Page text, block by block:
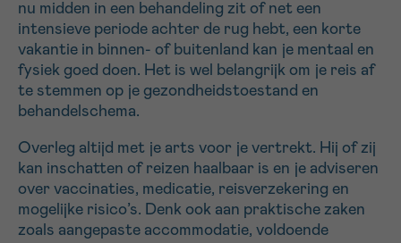
nu midden in een behandeling zit of net een
intensieve periode achter de rug hebt, een korte
vakantie in binnen- of buitenland kan je mentaal en
fysiek goed doen. Het is wel belangrijk om je reis af
te stemmen op je gezondheidstoestand en
behandelschema.
Overleg altijd met je arts voor je vertrekt. Hij of zij
kan inschatten of reizen haalbaar is en je adviseren
over vaccinaties, medicatie, reisverzekering en
mogelijke risico’s. Denk ook aan praktische zaken
zoals aangepaste accommodatie, voldoende
VOORNAAM
EMAIL
MIJN VRAAG
Verder